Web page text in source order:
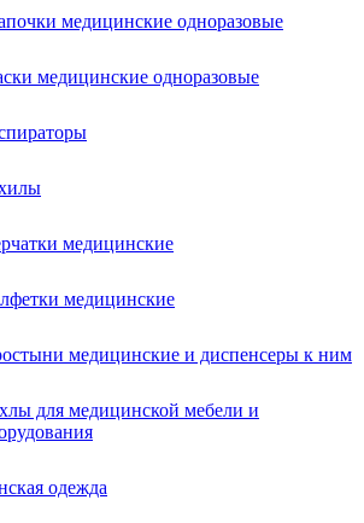
медицинские одноразовые
медицинские одноразовые
медицинские
медицинские
медицинские и диспенсеры к ним
для медицинской мебели и
одежда